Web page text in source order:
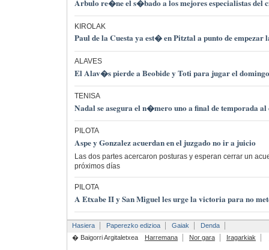
Arbulo re�ne el s�bado a los mejores especialistas del
KIROLAK
Paul de la Cuesta ya est� en Pitztal a punto de empezar
ALAVES
El Alav�s pierde a Beobide y Toti para jugar el
TENISA
Nadal se asegura el n�mero uno a final de temporada
PILOTA
Aspe y Gonzalez acuerdan en el juzgado no ir a juicio
Las dos partes acercaron posturas y esperan cerrar un
próximos días
PILOTA
A Etxabe II y San Miguel les urge la victoria para no
Hasiera Paperezko edizioa Gaiak
Denda
� Baigorri Argitaletxea
Harremana Nor gara Iragarkiak